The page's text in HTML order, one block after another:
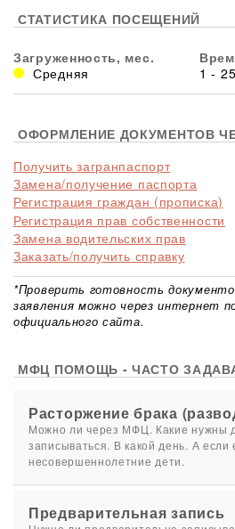
СТАТИСТИКА ПОСЕЩЕНИЙ
Загруженность, мес.
Средняя
1 -
ОФОРМЛЕНИЕ ДОКУМЕНТОВ
Получить загранпаспорт
Замена/получение паспорта
Регистрация граждан (прописка)
Регистрация прав собственности
Замена водительских прав
Заказать/получить справку
*Проверить готовность
заявления можно через интернет
официального сайта.
МФЦ ПОМОЩЬ - ЧАСТО
Расторжение брака
Можно ли через МФЦ. Какие нужны
записываться. В какой день. А если
несовершеннолетние дети.
Предварительная запись